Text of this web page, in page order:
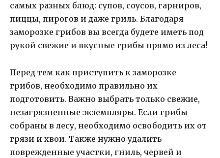
самых разных блюд: супов, соусов, гарниров,
пиццы, пирогов и даже гриль. Благодаря
заморозке грибов вы всегда будете иметь под
рукой свежие и вкусные грибы прямо из леса!
Перед тем как приступить к заморозке
грибов, необходимо правильно их
подготовить. Важно выбрать только свежие,
незагрязненные экземпляры. Если грибы
собраны в лесу, необходимо освободить их от
грязи и хвои. Также нужно удалить
поврежденные участки, гниль, червей и